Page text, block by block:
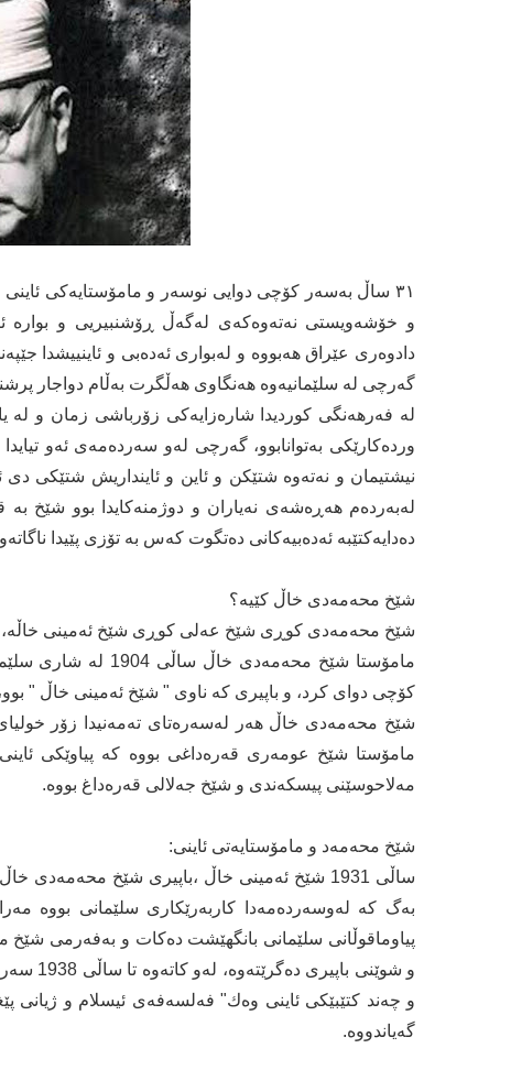
٣١ ساڵ بەسه‌ر كۆچی دوایی نوسەر و مامۆستایەكی
و خۆشه‌ویستی نه‌ته‌وه‌كه‌ی له‌گه‌ڵ ڕۆشنبیریی و بواره‌
دادوەری عێراق هەبووە و لەبواری ئەدەبی و ئاینییشدا
گه‌رچی له‌ سلێمانیه‌وه‌ هه‌نگاوی هه‌ڵگرت به‌ڵام دواجار
له‌ فه‌رهه‌نگی كوردیدا شاره‌زایه‌كی زۆرباشی زمان و له‌
ورده‌كارێكی به‌توانابوو، گه‌رچی له‌و سه‌رده‌مه‌ی ئه‌و
نیشتیمان و نه‌ته‌وه‌ شتێكن و ئاین و ئاینداریش شتێكی
له‌به‌رده‌م هه‌ڕه‌شه‌ی نه‌یاران و دوژمنه‌كایدا بوو شێخ
ده‌دایه‌كتێبه‌ ئه‌ده‌بیه‌كانی ده‌تگوت كه‌س به‌ تۆزی پێیدا
شێخ محەمەدی خاڵ كێیە؟
شێخ محەمەدی كوڕی شێخ عەلی كوڕی شێخ ئەمینی خاڵە،
مامۆستا شێخ
كۆچی دوای كرد، و باپیری كە ناوی " شێخ ئەمینی خاڵ "
شێخ محەمەدی خاڵ هەر لەسەرەتای تەمەنیدا زۆر
مامۆستا شێخ عومەری قەرەداغی بووە كە پیاوێكی
مەلاحوسێنی پیسكەندی و شێخ جەلالی قەرەداغ بووە.
شێخ محەمەد و مامۆستایەتی ئاینی:
ساڵی 1931 شێخ ئەمینی خاڵ ،باپیری شێخ
بەگ كە لەوسەردەمەدا كاربەرێكاری سلێمانی بووە
پیاوماقوڵانی سلێمانی بانگهێشت دەكات و بەفەرمی
و
و چەند كتێبێكی ئاینی وەك" فەلسەفەی ئیسلام و ژیانی
گەیاندووە.